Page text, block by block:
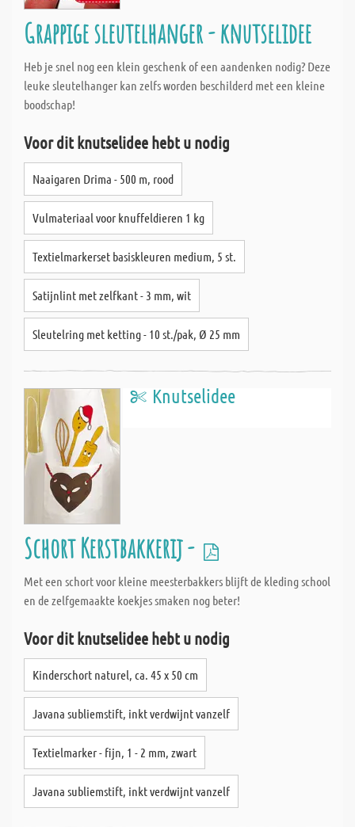
Grappige sleutelhanger - knutselidee
Heb je snel nog een klein geschenk of een aandenken nodig? Deze
leuke sleutelhanger kan zelfs worden beschilderd met een kleine
boodschap!
Voor dit knutselidee hebt u nodig
Naaigaren Drima - 500 m, rood
Vulmateriaal voor knuffeldieren 1 kg
Textielmarkerset basiskleuren medium, 5 st.
Satijnlint met zelfkant - 3 mm, wit
Sleutelring met ketting - 10 st./pak, Ø 25 mm
Knutselidee
Schort Kerstbakkerij -
Met een schort voor kleine meesterbakkers blijft de kleding school
en de zelfgemaakte koekjes smaken nog beter!
Voor dit knutselidee hebt u nodig
Kinderschort naturel, ca. 45 x 50 cm
Javana subliemstift, inkt verdwijnt vanzelf
Textielmarker - fijn, 1 - 2 mm, zwart
Javana subliemstift, inkt verdwijnt vanzelf